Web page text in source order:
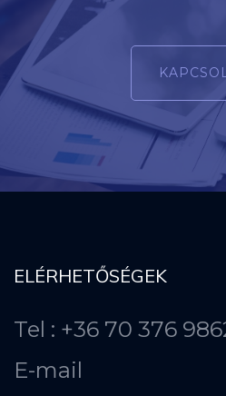
ELÉRHETŐSÉGEK
Tel : +36 70 376
E-mail